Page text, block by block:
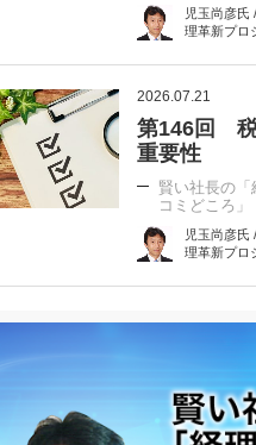
児玉尚彦
理革新プ
2026.07.21
第146回 税
重要性
賢い社長の
コミどころ」
児玉尚彦
理革新プ